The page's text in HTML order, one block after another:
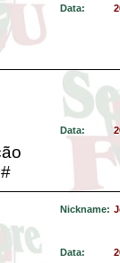
Data:
Data:
Nickname:
Data: